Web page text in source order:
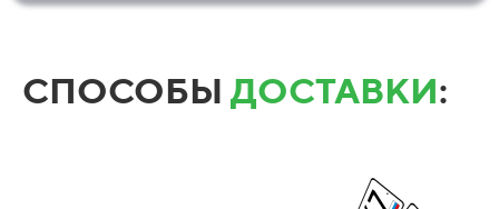
СПОСОБЫ ДОСТАВКИ: